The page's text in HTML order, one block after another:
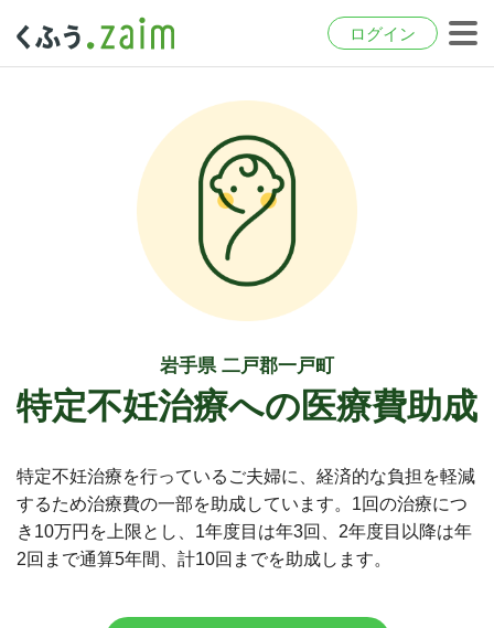
ログイン
岩手県 二戸郡一戸町
特定不妊治療への医療費助成
特定不妊治療を行っているご夫婦に、経済的な負担を軽減
するため治療費の一部を助成しています。1回の治療につ
き10万円を上限とし、1年度目は年3回、2年度目以降は年
2回まで通算5年間、計10回までを助成します。